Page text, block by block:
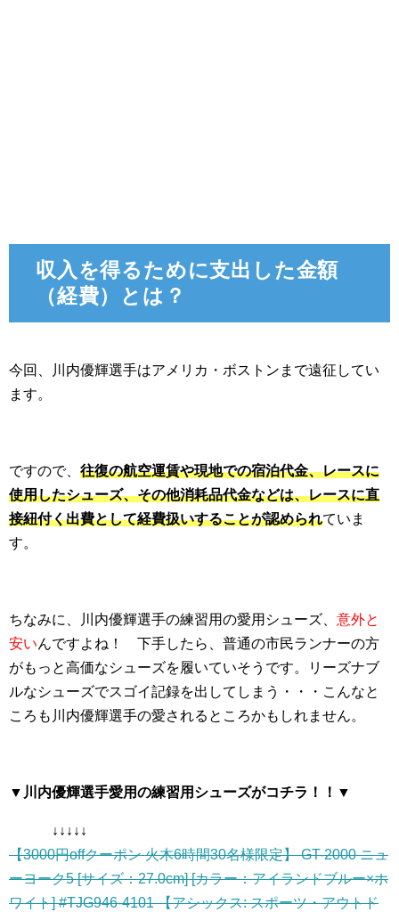
収入を得るために支出した金額
（経費）とは？
今回、川内優輝選手はアメリカ・ボストンまで遠征してい
ます。
ですので、 往復の航空運賃や現地での宿泊代金、レースに
使用したシューズ、その他消耗品代金などは、レースに直
接紐付く出費として経費扱いすることが認められていま
す。
ちなみに、川内優輝選手の練習用の愛用シューズ、 意外と
安いんですよね！ 下手したら、普通の市民ランナーの方
がもっと高価なシューズを履いていそうです。リーズナブ
ルなシューズでスゴイ記録を出してしまう・・・こんなと
ころも川内優輝選手の愛されるところかもしれません。
▼川内優輝選手愛用の練習用シューズがコチラ！！▼
↓↓↓↓↓
【3000円offクーポン 火木6時間30名様限定】 GT-2000 ニュ
ーヨーク5 [サイズ：27.0cm] [カラー：アイランドブルー×ホ
ワイト] #TJG946-4101 【アシックス: スポーツ・アウトド